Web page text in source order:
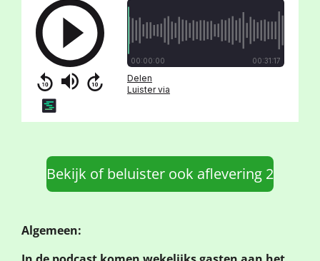
Bekijk of beluister ook aflevering 2
Algemeen: